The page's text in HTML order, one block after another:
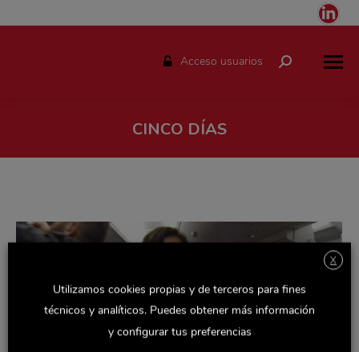
Acceso usuarios Buscar:
CINCO DÍAS
X
Utilizamos cookies propias y de terceros para fines
técnicos y analíticos. Puedes obtener más información
y configurar tus preferencias